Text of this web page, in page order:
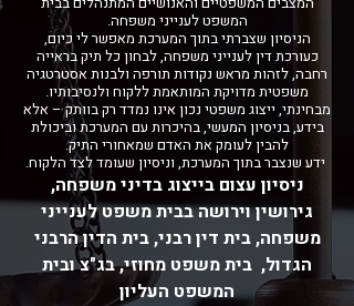
המשפט לענייני משפחה.
הניסיון שצברתי בתוך המערכת מאפשר לי כיום,
כעורכת דין לענייני משפחה, לבחון כל תיק בראייה
רחבה, לזהות מראש נקודות תורפה ולבנות אסטרטגיה
משפטית מדויקת המותאמת ללקוח ולנסיבותיו.
מבחינתי, ייצוג משפטי נכון אינו נמדד רק בוותק – אלא
בידע, בניסיון המעשי, בהיכרות עם המערכת וביכולת
להבין לעומק את האדם שמאחורי התיק.
ידע שנצבר בתוך המערכת, וניסיון שעומד לצד הלקוח.
ניסיון עצום בייצוג בדיני משפחה,
גירושין וירושה בבית משפט לענייני
משפחה, בית דין רבני, בית הדין הרבני
הגדול, בית משפט מחוזי, בג"צ ובית
המשפט העליון